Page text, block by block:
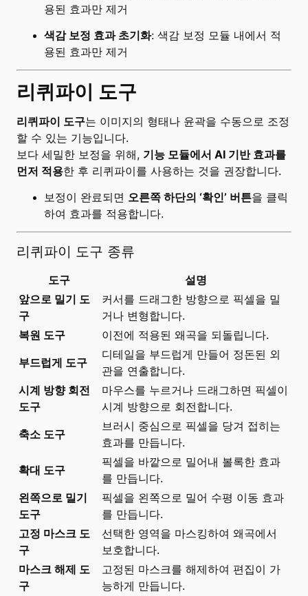
용된 효과만 제거
색감 보정 효과 초기화: 색감 보정 모듈 내에서 적
용된 효과만 제거
리퀴파이 도구
리퀴파이 도구는 이미지의 형태나 윤곽을 수동으로 조정
할 수 있는 기능입니다.
보다 세밀한 보정을 위해, 기능 모듈에서 AI 기반 효과를
먼저 적용한 후 리퀴파이를 사용하는 것을 권장합니다.
보정이 완료되면 오른쪽 하단의 ‘확인’ 버튼을 클릭
하여 효과를 적용합니다.
리퀴파이 도구 종류
도구
설명
앞으로 밀기 도
구
커서를 드래그한 방향으로 픽셀을 밀
거나 변형합니다.
복원 도구
이전에 적용된 왜곡을 되돌립니다.
부드럽게 도구
디테일을 부드럽게 만들어 정돈된 외
관을 연출합니다.
시계 방향 회전
도구
마우스를 누르거나 드래그하면 픽셀이
시계 방향으로 회전합니다.
축소 도구
브러시 중심으로 픽셀을 당겨 접히는
효과를 만듭니다.
확대 도구
픽셀을 바깥으로 밀어내 볼록한 효과
를 만듭니다.
왼쪽으로 밀기
도구
픽셀을 왼쪽으로 밀어 수평 이동 효과
를 만듭니다.
고정 마스크 도
구
선택한 영역을 마스킹하여 왜곡에서
보호합니다.
마스크 해제 도
구
고정된 마스크를 해제하여 편집이 가
능하게 만듭니다.